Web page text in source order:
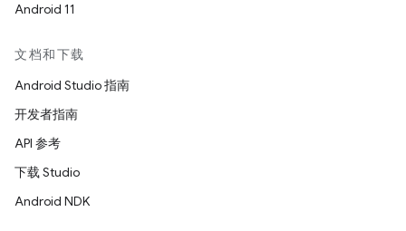
Android 11
文档和下载
Android Studio 指南
开发者指南
API 参考
下载 Studio
Android NDK